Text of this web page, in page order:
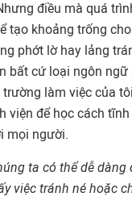
điều mà quá
tạo khoảng trống
phớt lờ hay lảng
bất cứ loại ngôn
làm việc của
viện để học cách
mọi người.
ta có thể dễ
việc tránh né hoặc